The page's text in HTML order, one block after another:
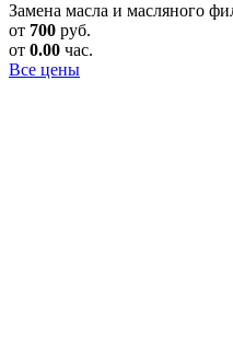
Замена масла и масляного
от 700 руб.
от 0.00 час.
Все цены